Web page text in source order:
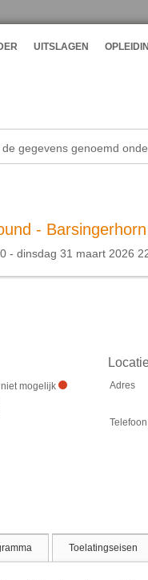
UITSLAGEN
gegevens genoemd
-
- dinsdag 31 maart 2026
mogelijk
Adres
Telefoon
Toelatingseisen